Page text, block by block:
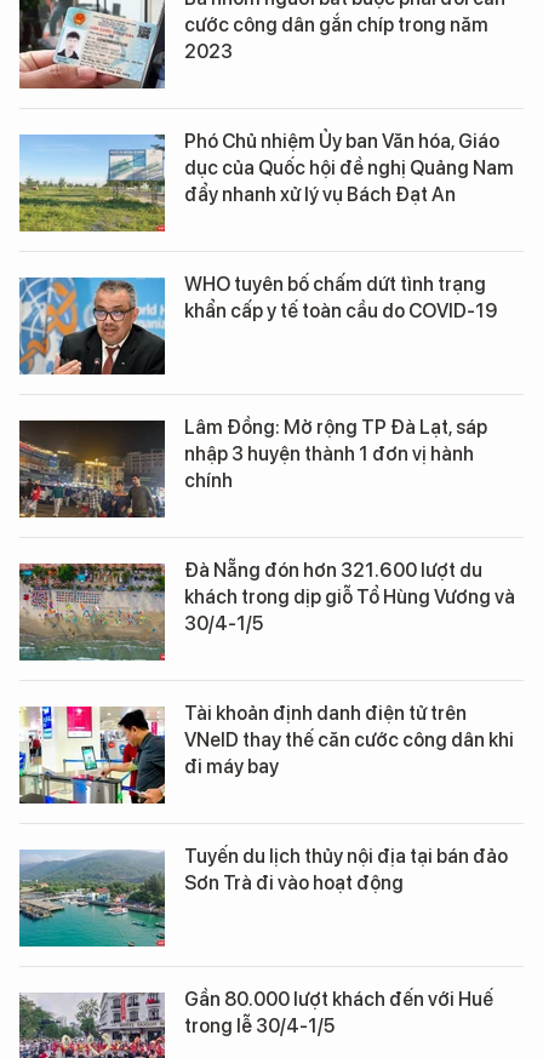
cước công dân gắn chíp trong năm
2023
Phó Chủ nhiệm Ủy ban Văn hóa, Giáo
dục của Quốc hội đề nghị Quảng Nam
đẩy nhanh xử lý vụ Bách Đạt An
WHO tuyên bố chấm dứt tình trạng
khẩn cấp y tế toàn cầu do COVID-19
Lâm Đồng: Mở rộng TP Đà Lạt, sáp
nhập 3 huyện thành 1 đơn vị hành
chính
Đà Nẵng đón hơn 321.600 lượt du
khách trong dịp giỗ Tổ Hùng Vương và
30/4-1/5
Tài khoản định danh điện tử trên
VNeID thay thế căn cước công dân khi
đi máy bay
Tuyến du lịch thủy nội địa tại bán đảo
Sơn Trà đi vào hoạt động
Gần 80.000 lượt khách đến với Huế
trong lễ 30/4-1/5